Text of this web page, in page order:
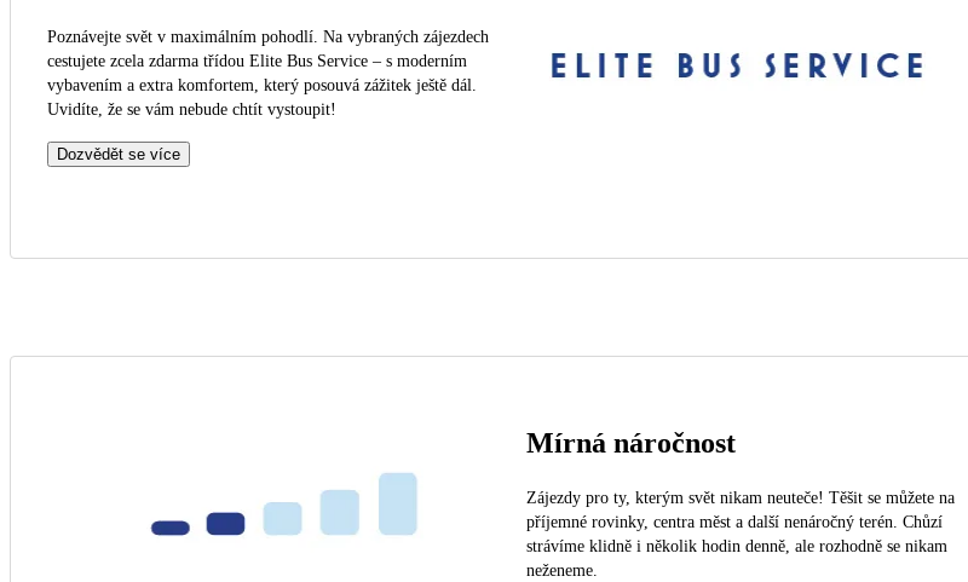
Poznávejte svět v maximálním pohodlí. Na vybraných zájezdech
cestujete zcela zdarma třídou Elite Bus Service – s moderním
vybavením a extra komfortem, který posouvá zážitek ještě dál.
Uvidíte, že se vám nebude chtít vystoupit!
Dozvědět se více
Mírná náročnost
Zájezdy pro ty, kterým svět nikam neuteče! Těšit se můžete na
příjemné rovinky, centra měst a další nenáročný terén. Chůzí
strávíme klidně i několik hodin denně, ale rozhodně se nikam
neženeme.